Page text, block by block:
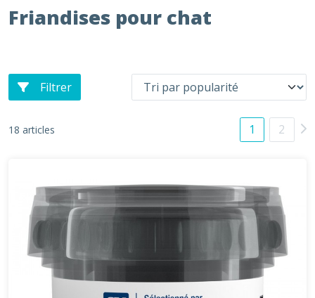
Friandises pour chat
Filtrer
18 articles 1 2